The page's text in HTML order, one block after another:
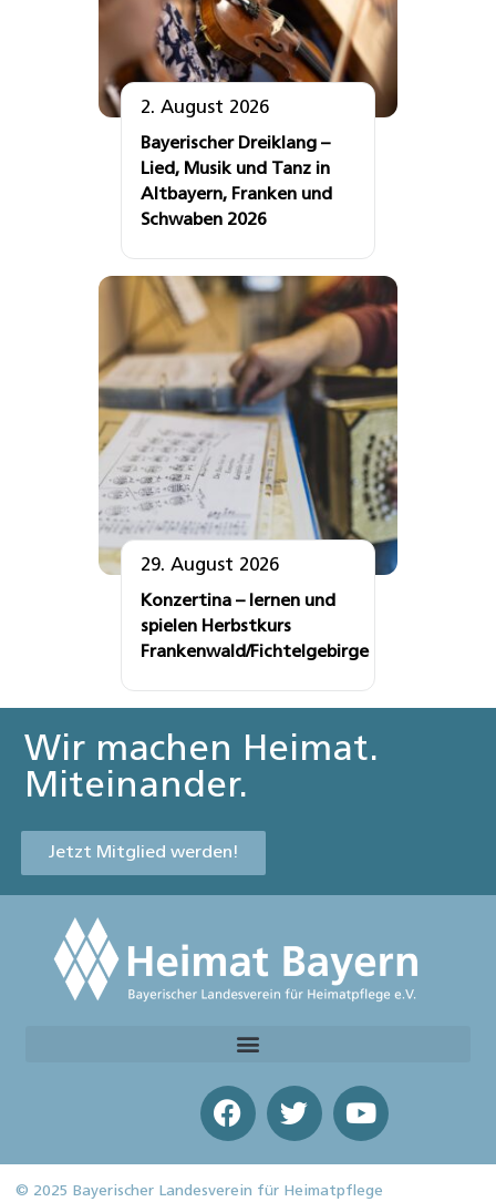
2. August 2026
Bayerischer Dreiklang –
Lied, Musik und Tanz in
Altbayern, Franken und
Schwaben 2026
29. August 2026
Konzertina – lernen und
spielen Herbstkurs
Frankenwald/Fichtelgebirge
Wir machen Heimat.
Miteinander.
Jetzt Mitglied werden!
© 2025 Bayerischer Landesverein für Heimatpflege